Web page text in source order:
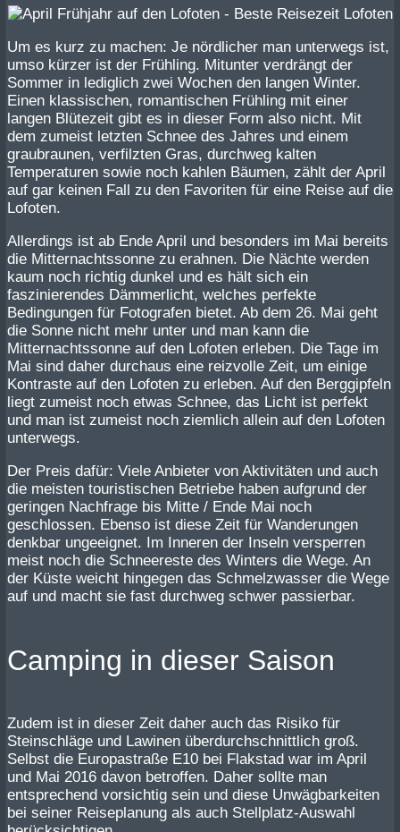
Um es kurz zu machen: Je nördlicher man unterwegs ist,
umso kürzer ist der Frühling. Mitunter verdrängt der
Sommer in lediglich zwei Wochen den langen Winter.
Einen klassischen, romantischen Frühling mit einer
langen Blütezeit gibt es in dieser Form also nicht. Mit
dem zumeist letzten Schnee des Jahres und einem
graubraunen, verfilzten Gras, durchweg kalten
Temperaturen sowie noch kahlen Bäumen, zählt der April
auf gar keinen Fall zu den Favoriten für eine Reise auf die
Lofoten.
Allerdings ist ab Ende April und besonders im Mai bereits
die Mitternachtssonne zu erahnen. Die Nächte werden
kaum noch richtig dunkel und es hält sich ein
faszinierendes Dämmerlicht, welches perfekte
Bedingungen für Fotografen bietet. Ab dem 26. Mai geht
die Sonne nicht mehr unter und man kann die
Mitternachtssonne auf den Lofoten erleben. Die Tage im
Mai sind daher durchaus eine reizvolle Zeit, um einige
Kontraste auf den Lofoten zu erleben. Auf den Berggipfeln
liegt zumeist noch etwas Schnee, das Licht ist perfekt
und man ist zumeist noch ziemlich allein auf den Lofoten
unterwegs.
Der Preis dafür: Viele Anbieter von Aktivitäten und auch
die meisten touristischen Betriebe haben aufgrund der
geringen Nachfrage bis Mitte / Ende Mai noch
geschlossen. Ebenso ist diese Zeit für Wanderungen
denkbar ungeeignet. Im Inneren der Inseln versperren
meist noch die Schneereste des Winters die Wege. An
der Küste weicht hingegen das Schmelzwasser die Wege
auf und macht sie fast durchweg schwer passierbar.
Camping in dieser Saison
Zudem ist in dieser Zeit daher auch das Risiko für
Steinschläge und Lawinen überdurchschnittlich groß.
Selbst die Europastraße E10 bei Flakstad war im April
und Mai 2016 davon betroffen. Daher sollte man
entsprechend vorsichtig sein und diese Unwägbarkeiten
bei seiner Reiseplanung als auch Stellplatz-Auswahl